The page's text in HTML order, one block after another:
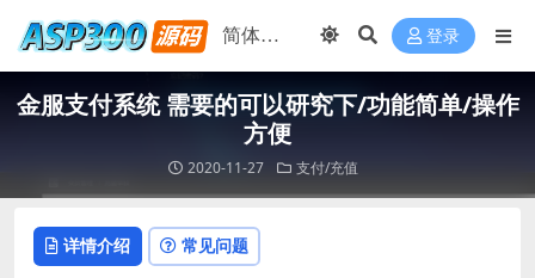
登录
金服支付系统 需要的可以研究下/功能简单/操作
方便
2020-11-27 支付/充值
详情介绍 常见问题